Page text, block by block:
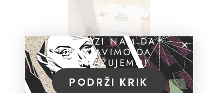
POMOZI NAM DA
NASTAVIMO DA
ISTRAŽUJEMO!
PODRŽI KRIK